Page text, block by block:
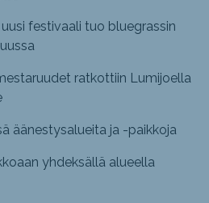
festivaali tuo bluegrassin
ratkottiin Lumijoella
äänestysalueita ja -paikkoja
yhdeksällä alueella